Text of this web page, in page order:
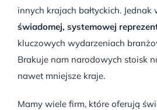
innych krajach bałtyckich.
świadomej, systemowej
kluczowych wydarzeniach
Brakuje nam narodowych stoisk
nawet mniejsze kraje.
Mamy wiele firm, które oferują